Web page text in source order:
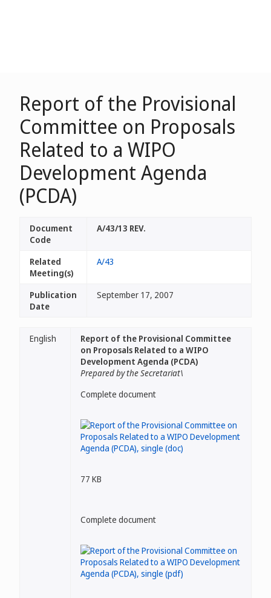
Report of the Provisional
Committee on Proposals
Related to a WIPO
Development Agenda
(PCDA)
Document
Code
A/43/13 REV.
Related
Meeting(s)
A/43
Publication
Date
September 17, 2007
English
Report of the Provisional Committee
on Proposals Related to a WIPO
Development Agenda (PCDA)
Prepared by the Secretariat\
Complete document
77 KB
Complete document